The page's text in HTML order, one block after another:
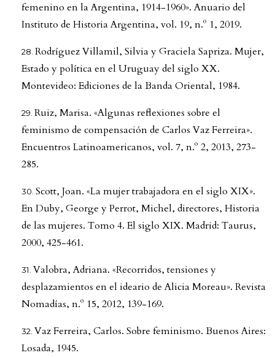
femenino en la Argentina, 1914-1960». Anuario del
Instituto de Historia Argentina, vol. 19, n.º 1, 2019.
Rodríguez Villamil, Silvia y Graciela Sapriza. Mujer,
Estado y política en el Uruguay del siglo XX.
Montevideo: Ediciones de la Banda Oriental, 1984.
Ruiz, Marisa. «Algunas reflexiones sobre el
feminismo de compensación de Carlos Vaz Ferreira».
Encuentros Latinoamericanos, vol. 7, n.º 2, 2013, 273-
285.
Scott, Joan. «La mujer trabajadora en el siglo XIX».
En Duby, George y Perrot, Michel, directores, Historia
de las mujeres. Tomo 4. El siglo XIX. Madrid: Taurus,
2000, 425-461.
Valobra, Adriana. «Recorridos, tensiones y
desplazamientos en el ideario de Alicia Moreau». Revista
Nomadías, n.º 15, 2012, 139-169.
Vaz Ferreira, Carlos. Sobre feminismo. Buenos Aires:
Losada, 1945.